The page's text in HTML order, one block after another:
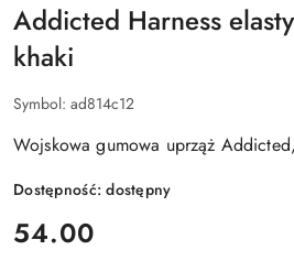
Addicted Harness
khaki
Symbol: ad814c12
Wojskowa gumowa uprząż
Dostępność:dostępny
cena:
54.00